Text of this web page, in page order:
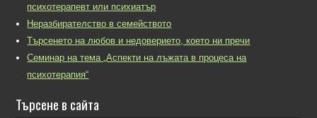
психотерапевт или психиатър
Неразбирателство в семейството
Търсенето на любов и недоверието, което ни пречи
Семинар на тема „Аспекти на лъжата в процеса на
психотерапия“
Търсене в сайта